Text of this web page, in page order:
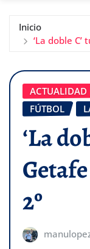
Inicio
‘La doble
ACTUALIDAD
FÚTBOL
‘La
2º